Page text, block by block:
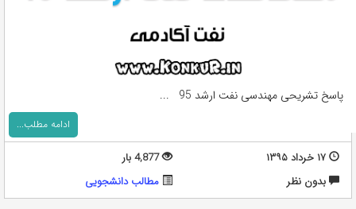
پاسخ تشریحی مهندسی نفت ارشد 95 ...
ادامه مطلب...
۱۷ خرداد ۱۳۹۵
4,877 بار
بدون نظر
مطالب دانشجویی